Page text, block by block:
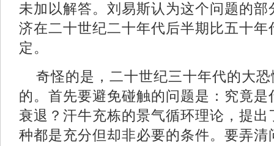
未加以解答。刘易斯认为这个问题的
济在二十世纪二十年代后半期比五十年
定。
奇怪的是，二十世纪三十年代的大
的。首先要避免碰触的问题是：究竟
衰退？汗牛充栋的景气循环理论，提
种都是充分但却非必要的条件。要弄